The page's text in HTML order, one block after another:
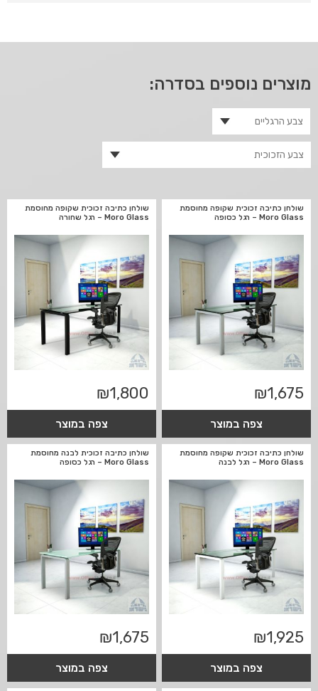
מוצרים נוספים בסדרה:
שולחן כתיבה זכוכית שקופה מחוסמת
Moro Glass – רגל כסופה
₪1,675
צפה במוצר
שולחן כתיבה זכוכית שקופה מחוסמת
Moro Glass – רגל שחורה
₪1,800
צפה במוצר
שולחן כתיבה זכוכית שקופה מחוסמת
Moro Glass – רגל לבנה
₪1,925
צפה במוצר
שולחן כתיבה זכוכית לבנה מחוסמת
Moro Glass – רגל כסופה
₪1,675
צפה במוצר